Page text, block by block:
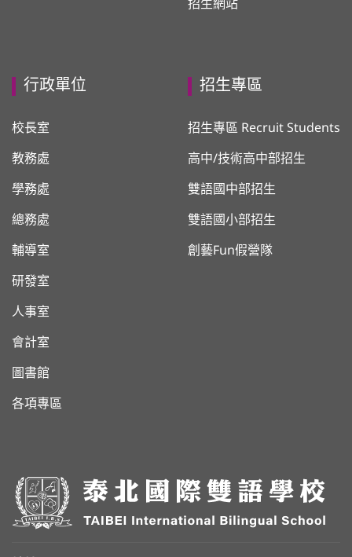
招生網站
行政單位
校長室
教務處
學務處
總務處
輔導室
研發室
人事室
會計室
圖書館
各項專區
招生專區
招生專區 Recruit Students
高中/技術高中部招生
雙語國中部招生
雙語國小部招生
創藝Fun假營隊